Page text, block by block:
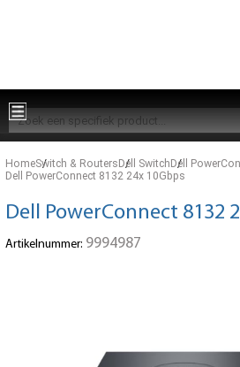
HomeSwitch & RoutersDell SwitchDell
Dell PowerConnect 8132 24x 10Gbps
Dell PowerConnect 8132
Artikelnummer: 9994987